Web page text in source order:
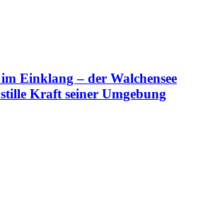
Einklang – der Walchensee
Kraft seiner Umgebung